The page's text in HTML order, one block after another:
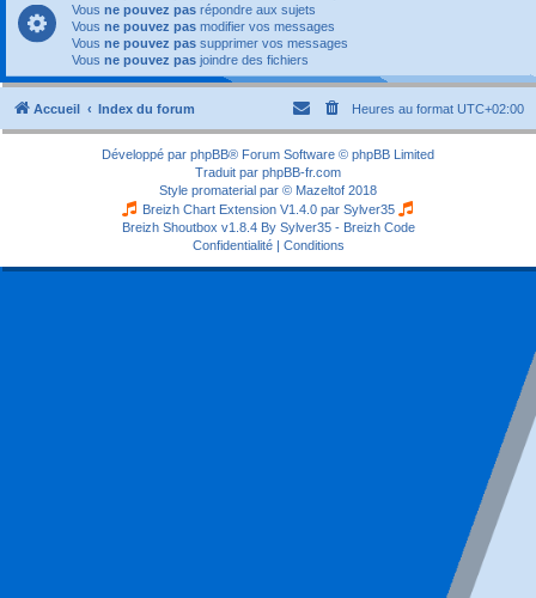
Vous ne pouvez pas répondre aux sujets
Vous ne pouvez pas modifier vos messages
Vous ne pouvez pas supprimer vos messages
Vous ne pouvez pas joindre des fichiers
Accueil Index du forum Heures au format UTC+02:00
Développé par phpBB® Forum Software © phpBB Limited
Traduit par phpBB-fr.com
Style promaterial par © Mazeltof 2018
Breizh Chart Extension V1.4.0 par Sylver35
Breizh Shoutbox v1.8.4 By Sylver35 - Breizh Code
Confidentialité| Conditions